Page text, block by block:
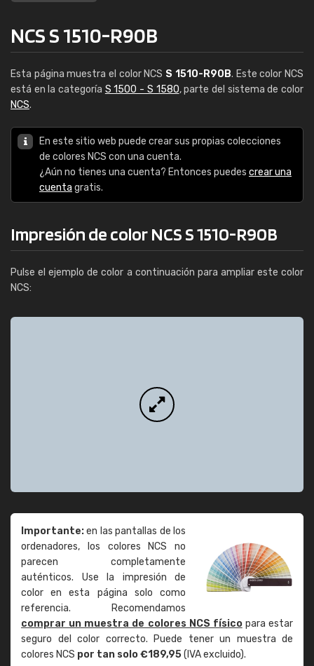
NCS S 1510-R90B
Esta página muestra el color NCS S 1510-R90B. Este color NCS
está en la categoría S 1500 - S 1580, parte del sistema de color
NCS.
En este sitio web puede crear sus propias colecciones
de colores NCS con una cuenta.
¿Aún no tienes una cuenta? Entonces puedes crear una
cuenta gratis.
Impresión de color NCS S 1510-R90B
Pulse el ejemplo de color a continuación para ampliar este color
NCS:
Importante:en las pantallas de los
ordenadores, los colores NCS no
parecen completamente
auténticos. Use la impresión de
color en esta página solo como
referencia. Recomendamos
comprar un muestra de colores NCS físicopara estar
seguro del color correcto. Puede tener un muestra de
colores NCS por tan solo €189,95(IVA excluido).